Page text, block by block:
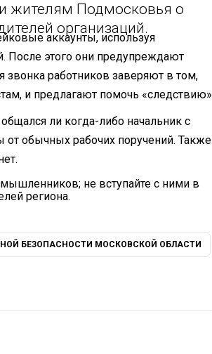
жителям Подмосковья о
организаций.
аккаунты, используя
После этого они предупреждают
звонка работников заверяют в том,
и предлагают помочь «следствию»
ли когда-либо начальник с
от обычных рабочих поручений. Также
не вступайте с ними в
региона.
БЕЗОПАСНОСТИ МОСКОВСКОЙ ОБЛАСТИ